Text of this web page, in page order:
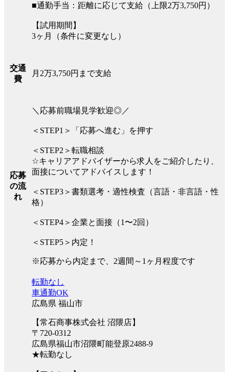
■通勤手当：距離に応じて支給（上限2万3,750円）
【試用期間】
3ヶ月（条件に変更なし）
交通
費
月2万3,750円まで支給
応募
の流
れ
＼応募前職場見学歓迎◎／
＜STEP1＞「応募へ進む」を押す
＜STEP2＞転職相談
☆キャリアアドバイザーから求人をご紹介したり、
面接についてアドバイスします！
＜STEP3＞書類選考・適性検査（言語・非言語・性
格）
＜STEP4＞企業と面接（1〜2回）
＜STEP5＞内定！
※応募から内定まで、2週間～1ヶ月程度です
転勤なし
車通勤OK
広島県 福山市
【常石商事株式会社 沼隈店】
〒720-0312
広島県福山市沼隈町能登原2488-9
★転勤なし